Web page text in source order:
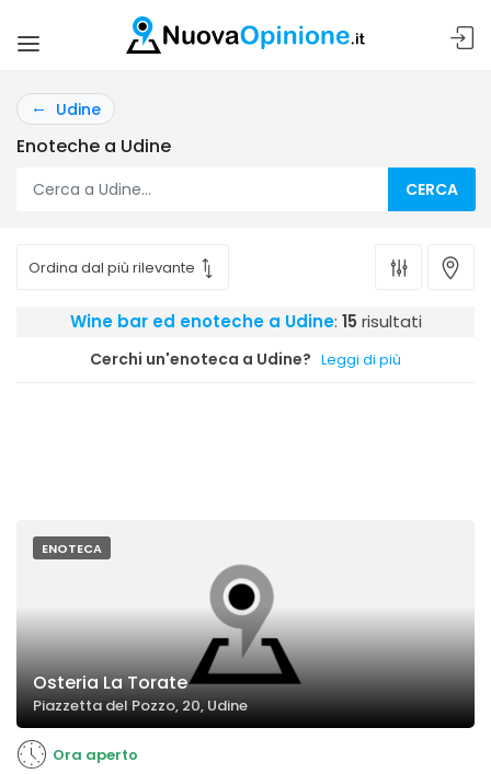
Udine
Enoteche a Udine
CERCA
Wine bar ed enoteche a Udine: 15 risultati
Cerchi un'enoteca a Udine? Leggi di più
ENOTECA
Osteria La Torate
Piazzetta del Pozzo, 20, Udine
Ora aperto